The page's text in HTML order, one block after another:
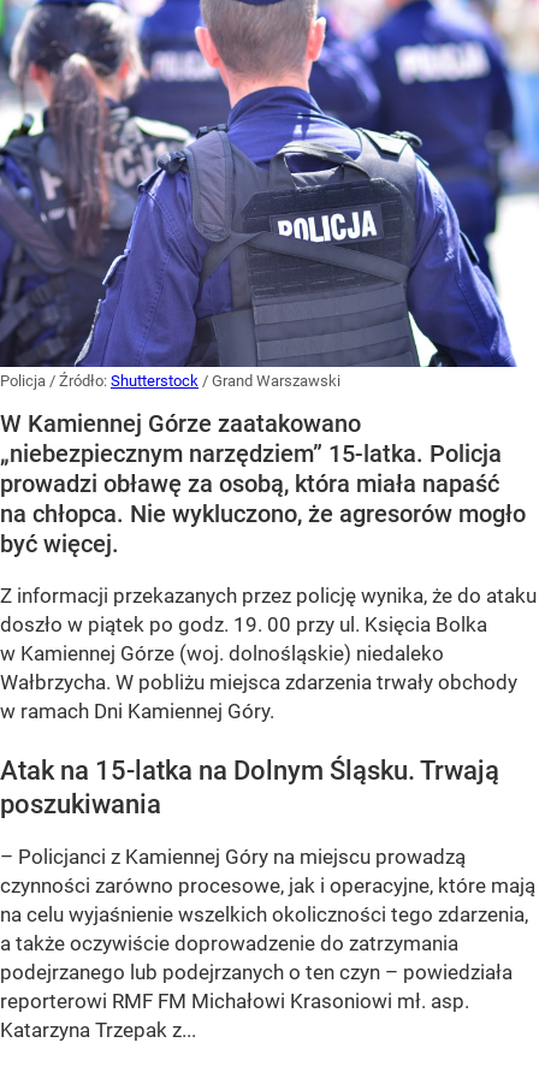
Policja / Źródło: Shutterstock / Grand Warszawski
W Kamiennej Górze zaatakowano
„niebezpiecznym narzędziem” 15-latka. Policja
prowadzi obławę za osobą, która miała napaść
na chłopca. Nie wykluczono, że agresorów mogło
być więcej.
Z informacji przekazanych przez policję wynika, że do ataku
doszło w piątek po godz. 19. 00 przy ul. Księcia Bolka
w Kamiennej Górze (woj. dolnośląskie) niedaleko
Wałbrzycha. W pobliżu miejsca zdarzenia trwały obchody
w ramach Dni Kamiennej Góry.
Atak na 15-latka na Dolnym Śląsku. Trwają
poszukiwania
– Policjanci z Kamiennej Góry na miejscu prowadzą
czynności zarówno procesowe, jak i operacyjne, które mają
na celu wyjaśnienie wszelkich okoliczności tego zdarzenia,
a także oczywiście doprowadzenie do zatrzymania
podejrzanego lub podejrzanych o ten czyn – powiedziała
reporterowi RMF FM Michałowi Krasoniowi mł. asp.
Katarzyna Trzepak z...